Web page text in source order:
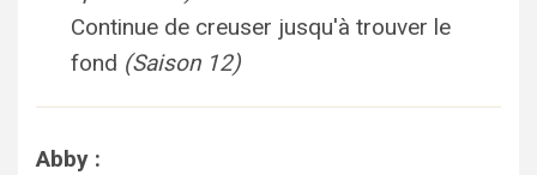
Continue de creuser jusqu'à trouver le
fond (Saison 12)
Abby :